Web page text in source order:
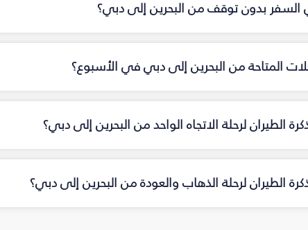
بدون توقف من البحرين إلى دبي؟
المتاحة من البحرين إلى دبي في الأسبوع؟
الطيران لرحلة الاتجاه الواحد من البحرين إلى دبي؟
الطيران لرحلة الذهاب والعودة من البحرين إلى دبي؟